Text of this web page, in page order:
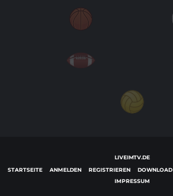
LIVEIMTV.DE
STARTSEITE
ANMELDEN REGISTRIEREN DOWNLOAD
IMPRESSUM